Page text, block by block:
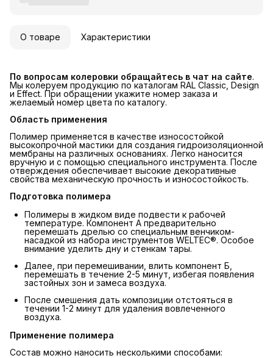
О товаре Характеристики
По вопросам колеровки обращайтесь в чат на сайте.
Мы колеруем продукцию по каталогам RAL Classic, Design
и Effect. При обращении укажите номер заказа и
желаемый номер цвета по каталогу.
Область применения
Полимер применяется в качестве износостойкой
высокопрочной мастики для создания гидроизоляционной
мембраны на различных основаниях. Легко наносится
вручную и с помощью специального инструмента. После
отверждения обеспечивает высокие декоративные
свойства механическую прочность и износостойкость.
Подготовка полимера
Полимеры в жидком виде подвести к рабочей
температуре. Компонент А предварительно
перемешать дрелью со специальным венчиком-
насадкой из набора инструментов WELTEC®. Особое
внимание уделить дну и стенкам тары.
Далее, при перемешивании, влить компонент Б,
перемешать в течение 2-5 минут, избегая появления
застойных зон и замеса воздуха.
После смешения дать композиции отстояться в
течении 1-2 минут для удаления вовлеченного
воздуха.
Применение полимера
Состав можно наносить несколькими способами: